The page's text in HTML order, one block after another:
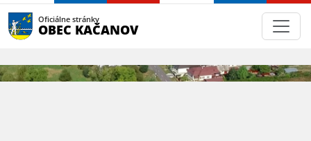
Oficiálne stránky
OBEC KAČANOV